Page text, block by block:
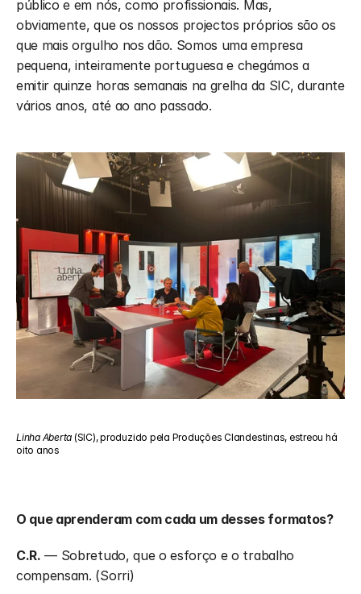
público e em nós, como profissionais. Mas,
obviamente, que os nossos projectos próprios são os
que mais orgulho nos dão. Somos uma empresa
pequena, inteiramente portuguesa e chegámos a
emitir quinze horas semanais na grelha da SIC, durante
vários anos, até ao ano passado.
Linha Aberta (SIC),produzido pela Produções Clandestinas, estreou há
oito anos
O que aprenderam com cada um desses formatos?
C.R. — Sobretudo, que o esforço e o trabalho
compensam. (Sorri)